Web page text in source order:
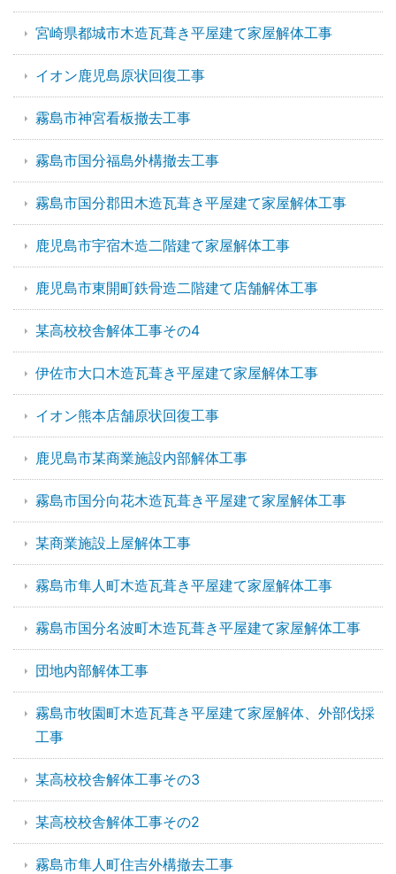
宮崎県都城市木造瓦葺き平屋建て家屋解体工事
イオン鹿児島原状回復工事
霧島市神宮看板撤去工事
霧島市国分福島外構撤去工事
霧島市国分郡田木造瓦葺き平屋建て家屋解体工事
鹿児島市宇宿木造二階建て家屋解体工事
鹿児島市東開町鉄骨造二階建て店舗解体工事
某高校校舎解体工事その4
伊佐市大口木造瓦葺き平屋建て家屋解体工事
イオン熊本店舗原状回復工事
鹿児島市某商業施設内部解体工事
霧島市国分向花木造瓦葺き平屋建て家屋解体工事
某商業施設上屋解体工事
霧島市隼人町木造瓦葺き平屋建て家屋解体工事
霧島市国分名波町木造瓦葺き平屋建て家屋解体工事
団地内部解体工事
霧島市牧園町木造瓦葺き平屋建て家屋解体、外部伐採
工事
某高校校舎解体工事その3
某高校校舎解体工事その2
霧島市隼人町住吉外構撤去工事